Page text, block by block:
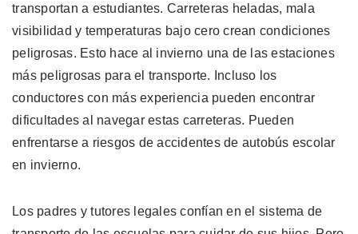
transportan a estudiantes. Carreteras heladas, mala
visibilidad y temperaturas bajo cero crean condiciones
peligrosas. Esto hace al invierno una de las estaciones
más peligrosas para el transporte. Incluso los
conductores con más experiencia pueden encontrar
dificultades al navegar estas carreteras. Pueden
enfrentarse a riesgos de accidentes de autobús escolar
en invierno.
Los padres y tutores legales confían en el sistema de